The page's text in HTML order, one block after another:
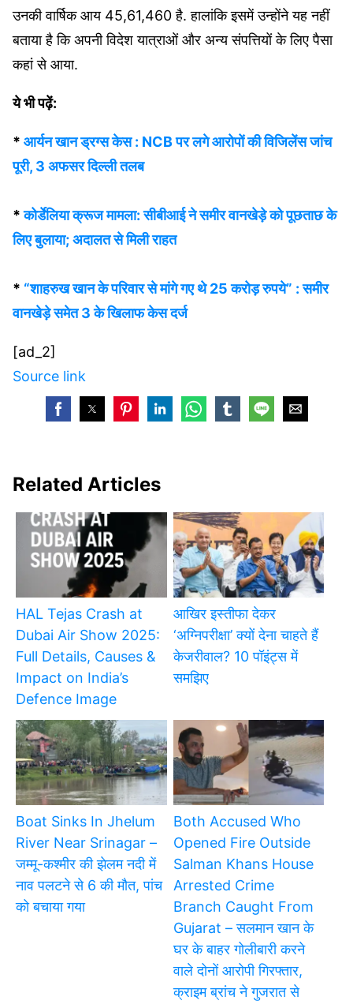
उनकी वार्षिक आय 45,61,460 है. हालांकि इसमें उन्होंने यह नहीं
बताया है कि अपनी विदेश यात्राओं और अन्य संपत्तियों के लिए पैसा
कहां से आया.
ये भी पढ़ें:
* आर्यन खान ड्रग्स केस : NCB पर लगे आरोपों की विजिलेंस जांच
पूरी, 3 अफसर दिल्ली तलब
*कोर्डेलिया क्रूज मामला: सीबीआई ने समीर वानखेड़े को पूछताछ के
लिए बुलाया; अदालत से मिली राहत
* “शाहरुख खान के परिवार से मांगे गए थे 25 करोड़ रुपये” : समीर
वानखेड़े समेत 3 के खिलाफ केस दर्ज
[ad_2]
Source link
Related Articles
HAL Tejas Crash at
Dubai Air Show 2025:
Full Details, Causes &
Impact on India’s
Defence Image
आखिर इस्तीफा देकर
‘अग्निपरीक्षा’ क्यों देना चाहते हैं
केजरीवाल? 10 पॉइंट्स में
समझिए
Boat Sinks In Jhelum
River Near Srinagar –
जम्मू-कश्मीर की झेलम नदी में
नाव पलटने से 6 की मौत, पांच
को बचाया गया
Both Accused Who
Opened Fire Outside
Salman Khans House
Arrested Crime
Branch Caught From
Gujarat – सलमान खान के
घर के बाहर गोलीबारी करने
वाले दोनों आरोपी गिरफ्तार,
क्राइम ब्रांच ने गुजरात से